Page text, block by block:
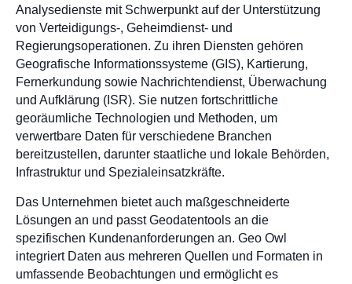
Analysedienste mit Schwerpunkt auf der Unterstützung
von Verteidigungs-, Geheimdienst- und
Regierungsoperationen. Zu ihren Diensten gehören
Geografische Informationssysteme (GIS), Kartierung,
Fernerkundung sowie Nachrichtendienst, Überwachung
und Aufklärung (ISR). Sie nutzen fortschrittliche
georäumliche Technologien und Methoden, um
verwertbare Daten für verschiedene Branchen
bereitzustellen, darunter staatliche und lokale Behörden,
Infrastruktur und Spezialeinsatzkräfte.
Das Unternehmen bietet auch maßgeschneiderte
Lösungen an und passt Geodatentools an die
spezifischen Kundenanforderungen an. Geo Owl
integriert Daten aus mehreren Quellen und Formaten in
umfassende Beobachtungen und ermöglicht es